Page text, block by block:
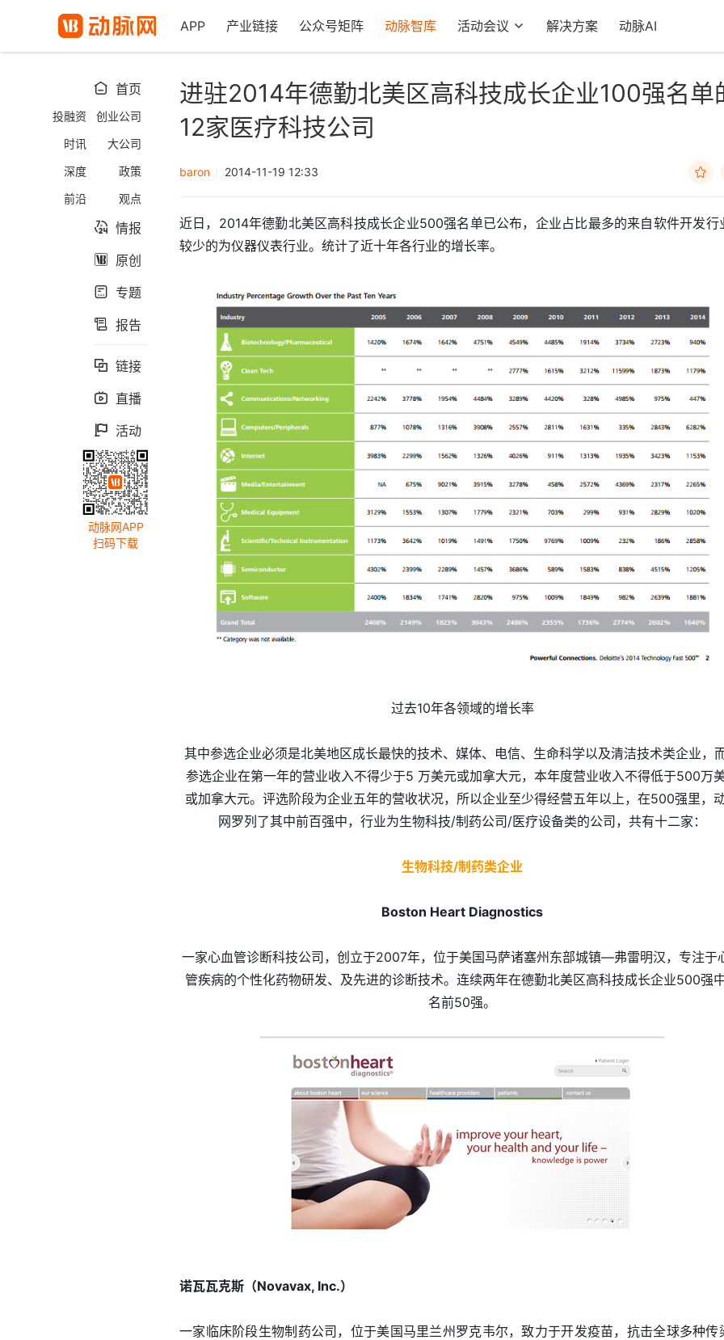
APP 产业链接 公众号矩阵 动脉智库 活动会议 解决方案 动脉AI
 首页
投融资
创业公司
时讯
大公司
深度
政策
前沿
观点
 情报
 原创
 专题
 报告
 链接
 直播
 活动
动脉网APP
扫码下载
进驻2014年德勤北美区高科技成长企业100强名单
12家医疗科技公司
baron 2014-11-19 12:33 
近日，2014年德勤北美区高科技成长企业500强名单已公布，企业占比最多的来自软件开发行
较少的为仪器仪表行业。统计了近十年各行业的增长率。
过去10年各领域的增长率
其中参选企业必须是北美地区成长最快的技术、媒体、电信、生命科学以及清洁技术类企业，
参选企业在第一年的营业收入不得少于5 万美元或加拿大元，本年度营业收入不得低于500万
或加拿大元。评选阶段为企业五年的营收状况，所以企业至少得经营五年以上，在500强里，
网罗列了其中前百强中，行业为生物科技/制药公司/医疗设备类的公司，共有十二家：
生物科技/制药类企业
Boston Heart Diagnostics
一家心血管诊断科技公司，创立于2007年，位于美国马萨诸塞州东部城镇—弗雷明汉，专注于
管疾病的个性化药物研发、及先进的诊断技术。连续两年在德勤北美区高科技成长企业500强
名前50强。
诺瓦瓦克斯（Novavax, Inc.）
一家临床阶段生物制药公司，位于美国马里兰州罗克韦尔，致力于开发疫苗，抗击全球多种传